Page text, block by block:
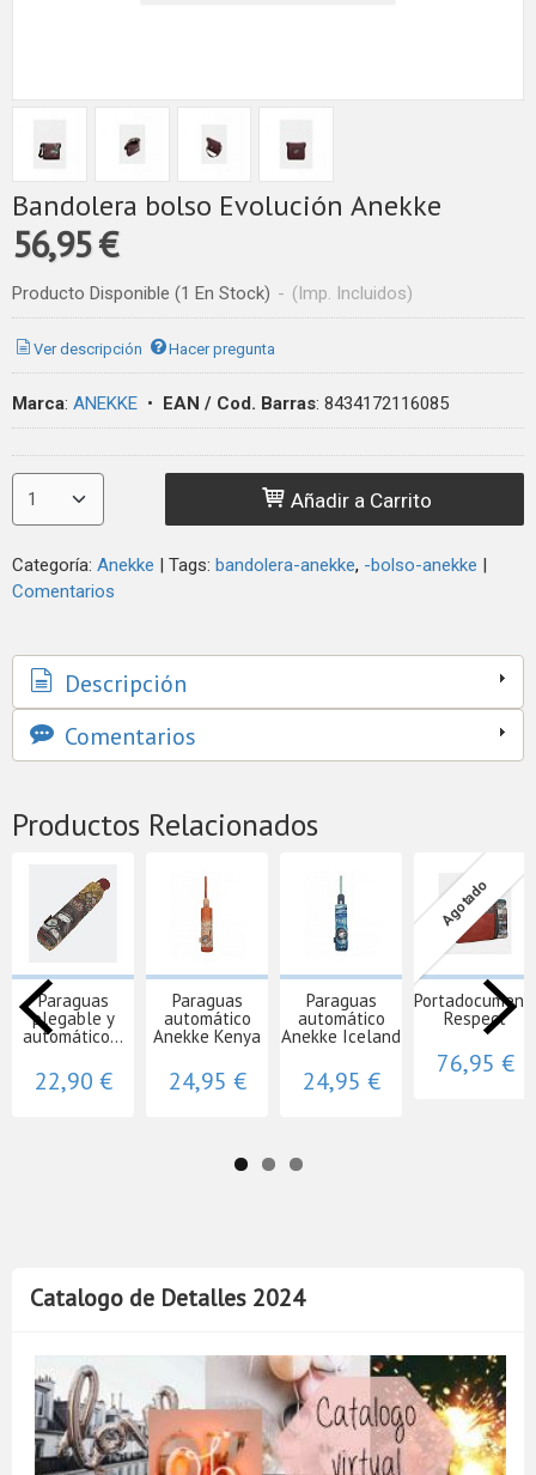
Catalogo de Detalles 2024
Bandolera bolso Evolución Anekke
56,95 €
Producto Disponible (1 En Stock) - (Imp. Incluidos)
Ver descripción Hacer pregunta
Marca: ANEKKE • EAN / Cod. Barras: 8434172116085
Añadir a Carrito
Categoría: Anekke | Tags: bandolera-anekke -bolso-anekke |
Comentarios
Descripción
Comentarios
Productos Relacionados
Paraguas
plegable y
automático...
22,90 €
Paraguas
automático
Anekke Kenya
24,95 €
Paraguas
automático
Anekke Iceland
24,95 €
Agotado
Respect
76,95 €